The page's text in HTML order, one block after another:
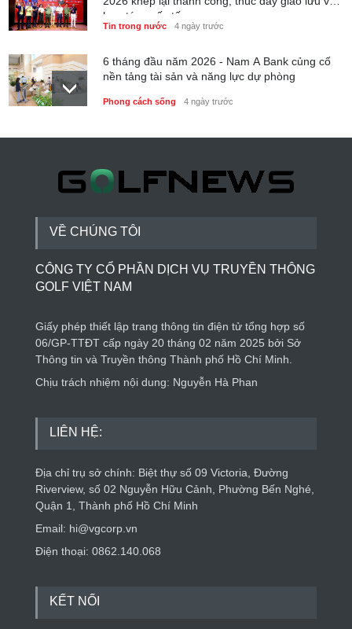
hợp tác quốc tế
Tin trong nước 4 ngày trước
6 tháng đầu năm 2026 - Nam A Bank củng cố
nền tảng tài sản và năng lực dự phòng
Phong cách sống 4 ngày trước
Thành lập Trung tâm Giải mã lượng tử Quang
Phong cách sống 4 ngày trước
VỀ CHÚNG TÔI
CÔNG TY CỔ PHẦN DỊCH VỤ TRUYỀN THÔNG
GOLF VIỆT NAM
Giấy phép thiết lập trang thông tin điện tử tổng hợp số
06/GP-TTĐT cấp ngày 20 tháng 02 năm 2025 bởi Sở
Thông tin và Truyền thông Thành phố Hồ Chí Minh.
Chịu trách nhiệm nội dung: Nguyễn Hà Phan
LIÊN HỆ:
Địa chỉ trụ sở chính: Biệt thự số 09 Victoria, Đường
Riverview, số 02 Nguyễn Hữu Cảnh, Phường Bến Nghé,
Quận 1, Thành phố Hồ Chí Minh
Email: hi@vgcorp.vn
Điện thoại: 0862.140.068
KẾT NỐI